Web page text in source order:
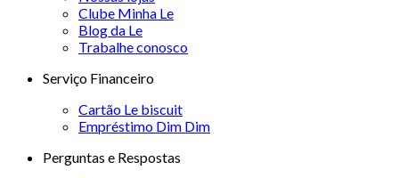
Clube Minha Le
Blog da Le
Trabalhe conosco
Serviço Financeiro
Cartão Le biscuit
Empréstimo Dim Dim
Perguntas e Respostas